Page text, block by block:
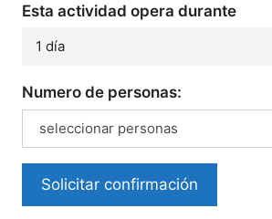
Esta actividad opera durante
1 día
Numero de personas:
seleccionar personas
Solicitar confirmación